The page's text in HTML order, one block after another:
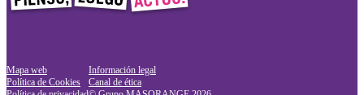
Mapa web
Política de Cookies
Información legal
Canal de ética